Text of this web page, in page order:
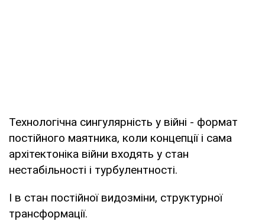
Технологічна сингулярність у війні - формат
постійного маятника, коли концепції і сама
архітектоніка війни входять у стан
нестабільності і турбулентності.
І в стан постійної видозміни, структурної
трансформації.